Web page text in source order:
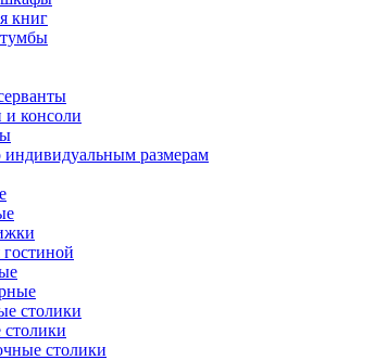
книг
и консоли
размерам
столики
столики
столики